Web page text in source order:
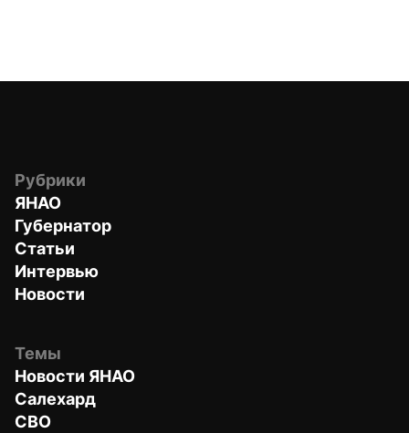
Рубрики
ЯНАО
Губернатор
Статьи
Интервью
Новости
Темы
Новости ЯНАО
Салехард
СВО